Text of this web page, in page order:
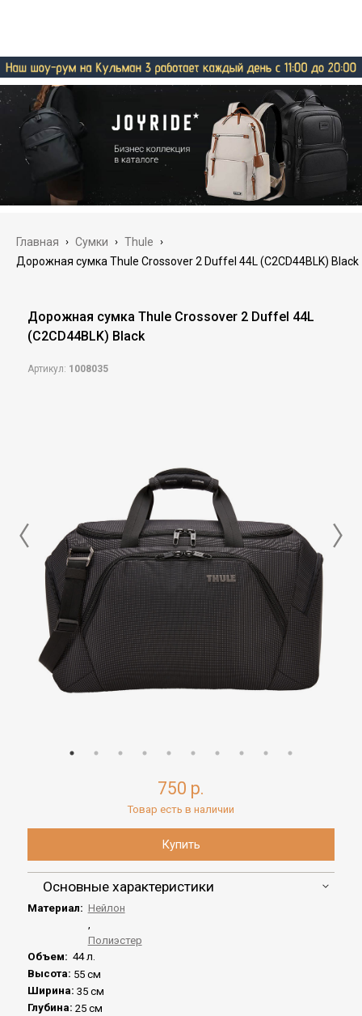
Главная › Сумки › Thule ›
Дорожная сумка Thule Crossover 2 Duffel 44L (C2CD44BLK) Black
Дорожная сумка Thule Crossover 2 Duffel 44L
(C2CD44BLK) Black
Артикул: 1008035
750 р.
Товар есть в наличии
Основные характеристики
Материал: Нейлон
,
Полиэстер
Объем: 44 л.
Высота: 55 см
Ширина: 35 см
Глубина: 25 см